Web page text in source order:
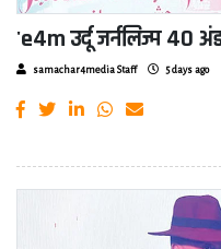
'e4m उर्दू जर्नलिज्म 40
samachar4media Staff 5 days ago